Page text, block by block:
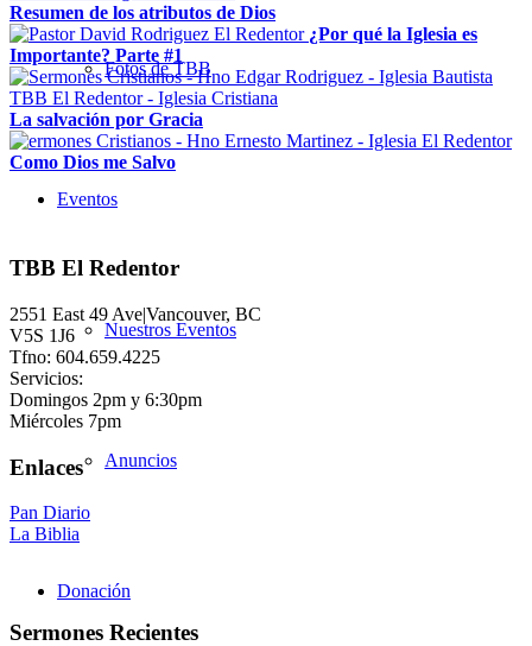
Fotos de TBB
Eventos
Nuestros Eventos
Anuncios
Donación
Resumen de los atributos de Dios
¿Por qué la Iglesia es
Importante? Parte #1
La salvación por Gracia
Como Dios me Salvo
TBB El Redentor
2551 East 49 Ave|Vancouver, BC
V5S 1J6
Tfno: 604.659.4225
Servicios:
Domingos 2pm y 6:30pm
Miércoles 7pm
Enlaces
Pan Diario
La Biblia
Sermones Recientes